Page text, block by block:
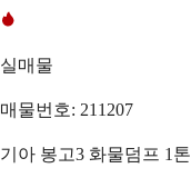
실매물
매물번호: 211207
기아 봉고3 화물덤프 1톤